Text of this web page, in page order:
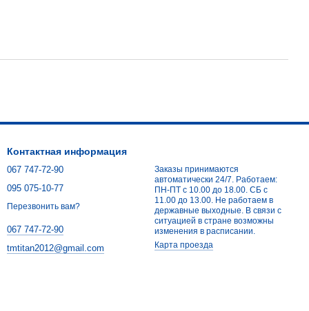
Контактная информация
067 747-72-90
095 075-10-77
Перезвонить вам?
067 747-72-90
tmtitan2012@gmail.com
Заказы принимаются
автоматически 24/7. Работаем:
ПН-ПТ с 10.00 до 18.00. СБ с
11.00 до 13.00. Не работаем в
державные выходные. В связи с
ситуацией в стране возможны
изменения в расписании.
Карта проезда